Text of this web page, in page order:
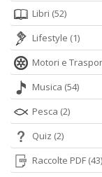
Libri (52)
Lifestyle (1)
Motori e
Musica (54)
Pesca (2)
Quiz (2)
Raccolte PDF (43)